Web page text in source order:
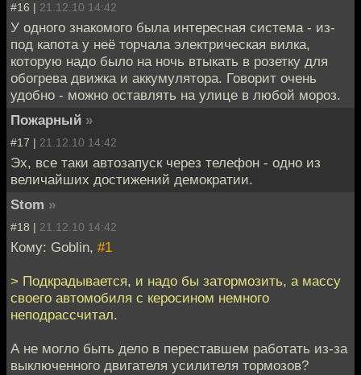
#16 | 21.12.10 14:42
У одного знакомого была интересная система - из-
под капота у неё торчала электрическая вилка,
которую надо было на ночь втыкать в розетку для
обогрева движка и аккумулятора. Говорит очень
удобно - можно оставлять на улице в любой мороз.
Пожарный »
#17 | 21.12.10 14:42
Эх, все таки автозапуск через телефон - одно из
величайших достижений демократии.
Stom »
#18 | 21.12.10 14:42
Кому: Goblin, #1
> Подкрадывается, и надо бы затормозить, а массу
своего автомобиля с керосином немного
неподрассчитал.
А не могло быть дело в переставшем работать из-за
выключенного двигателя усилителя тормозов?